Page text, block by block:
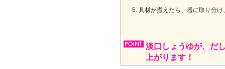
具材が煮えたら、器に取り分
淡口しょうゆが、だ
上がります！